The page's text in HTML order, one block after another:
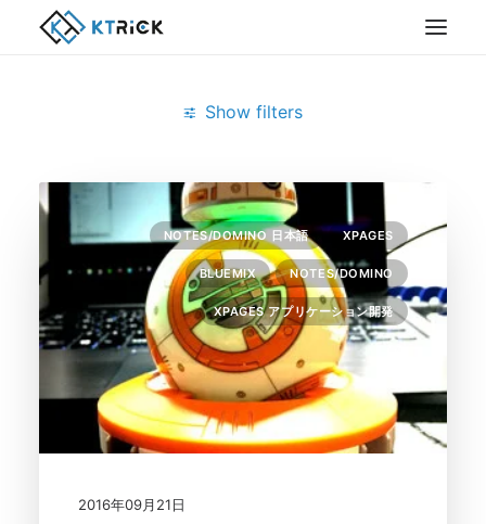
Show filters
NOTES/DOMINO 日本語 XPAGES
BLUEMIX NOTES/DOMINO
XPAGES アプリケーション開発
2016年09月21日